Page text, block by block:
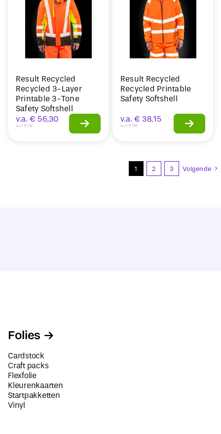
Result Recycled
Recycled 3-Layer
Printable 3-Tone
Safety Softshell
v.a. € 56,30
Incl. BTW
Result Recycled
Recycled Printable
Safety Softshell
v.a. € 38,15
Incl. BTW
1 2 3 Volgende
Folies
Cardstock
Craft packs
Flexfolie
Kleurenkaarten
Startpakketten
Vinyl